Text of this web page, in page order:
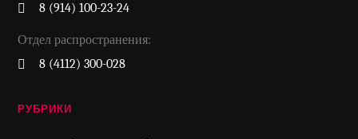
8 (914) 100-23-24
Отдел распространения:
8 (4112) 300-028
РУБРИКИ